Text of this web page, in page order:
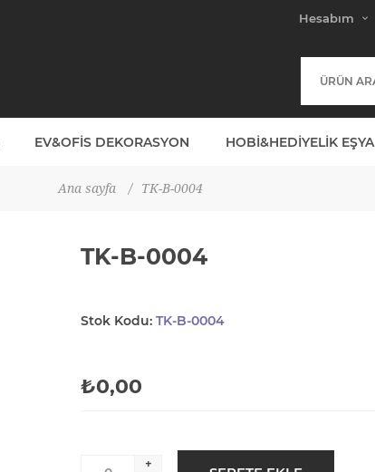
Hesabım
EV&OFIS DEKORASYON HOBI&HEDIYELIK EŞYA
Ana sayfa / TK-B-0004
TK-B-0004
Stok Kodu: TK-B-0004
₺0,00
+